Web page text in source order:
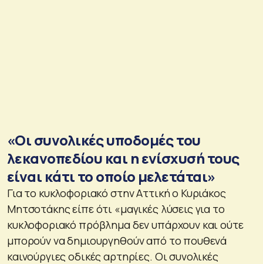
«Οι συνολικές υποδομές του
λεκανοπεδίου και η ενίσχυσή τους
είναι κάτι το οποίο μελετάται»
Για το κυκλοφοριακό στην Αττική ο Κυριάκος
Μητσοτάκης είπε ότι «μαγικές λύσεις για το
κυκλοφοριακό πρόβλημα δεν υπάρχουν και ούτε
μπορούν να δημιουργηθούν από το πουθενά
καινούργιες οδικές αρτηρίες. Οι συνολικές